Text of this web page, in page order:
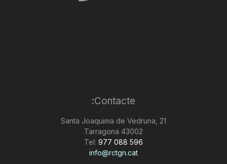
Contacte:
Santa Joaquima de Vedruna, 21
43002 Tarragona
Tel: 977 088 596
info@rctgn.cat